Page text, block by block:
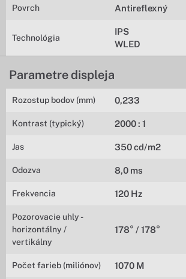
Povrch Antireflexný
Technológia
IPS
WLED
Parametre displeja
Rozostup bodov (mm) 0,233
Kontrast (typický) 2000 : 1
Jas 350 cd/m2
Odozva 8,0 ms
Frekvencia 120 Hz
Pozorovacie uhly -
horizontálny /
vertikálny
178° / 178°
Počet farieb (miliónov) 1070 M